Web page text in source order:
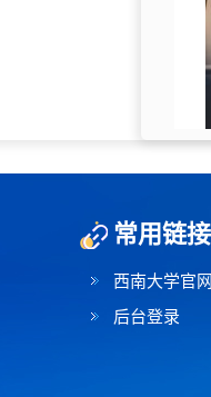
常用链接
西南大学官
后台登录